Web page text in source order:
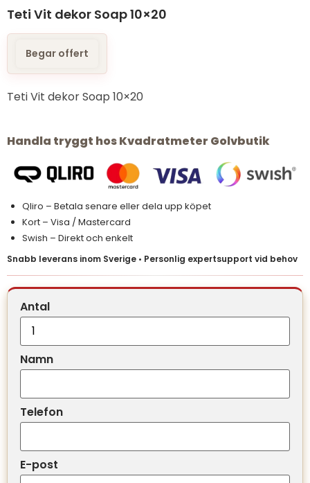
Teti Vit dekor Soap 10×20
Begar offert
Teti Vit dekor Soap 10×20
Handla tryggt hos Kvadratmeter Golvbutik
Qliro – Betala senare eller dela upp köpet
Kort – Visa / Mastercard
Swish – Direkt och enkelt
Snabb leverans inom Sverige • Personlig expertsupport vid behov
Antal
Namn
Telefon
E-post